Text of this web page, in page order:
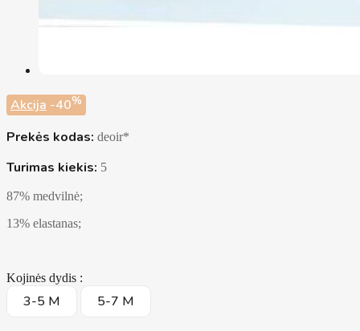
Akcija -40%
Prekės kodas: deoir*
Turimas kiekis: 5
87% medvilnė;
13% elastanas;
Kojinės dydis :
3-5 M 5-7 M